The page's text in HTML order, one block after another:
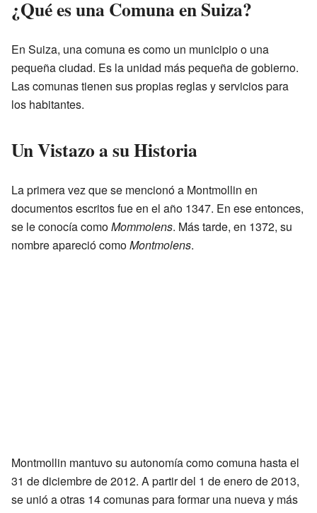
¿Qué es una Comuna en Suiza?
En Suiza, una comuna es como un municipio o una
pequeña ciudad. Es la unidad más pequeña de gobierno.
Las comunas tienen sus propias reglas y servicios para
los habitantes.
Un Vistazo a su Historia
La primera vez que se mencionó a Montmollin en
documentos escritos fue en el año 1347. En ese entonces,
se le conocía comoMommolens. Más tarde, en 1372, su
nombre apareció comoMontmolens.
Montmollin mantuvo su autonomía como comuna hasta el
31 de diciembre de 2012. A partir del 1 de enero de 2013,
se unió a otras 14 comunas para formar una nueva y más